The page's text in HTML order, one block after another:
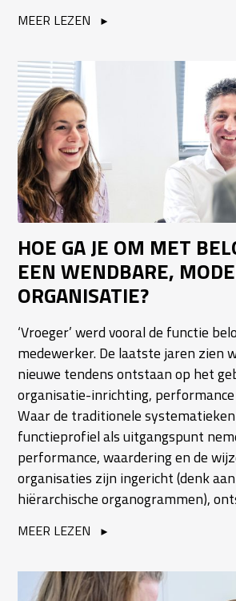
MEER LEZEN
HOE GA JE OM MET
EEN WENDBARE,
ORGANISATIE?
‘Vroeger’ werd vooral de functie
medewerker. De laatste jaren zien
nieuwe tendens ontstaan op het
organisatie-inrichting,
Waar de traditionele
functieprofiel als uitgangspunt
performance, waardering en de
organisaties zijn ingericht (denk
hiërarchische organogrammen),
MEER LEZEN